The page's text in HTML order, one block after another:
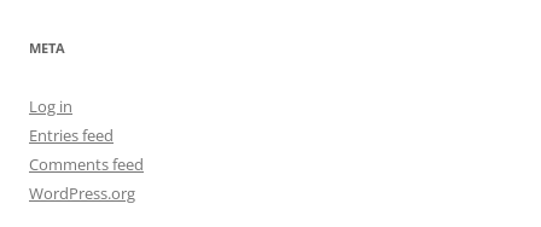
META
Log in
Entries feed
Comments feed
WordPress.org